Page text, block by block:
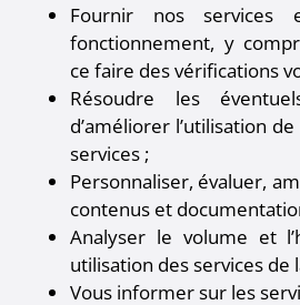
Fournir nos
fonctionnement, y
ce faire des vérifications
Résoudre les
d’améliorer l’utilisation
services ;
Personnaliser, évaluer,
contenus et
Analyser le volume et
utilisation des services de
Vous informer sur les